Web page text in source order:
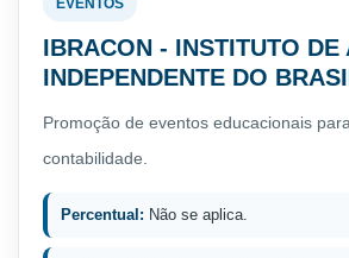
EVENTOS
IBRACON - INSTITUTO DE
INDEPENDENTE DO
Promoção de eventos educacionais
contabilidade.
Percentual: Não se aplica.